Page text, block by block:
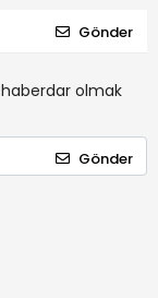
Gönder
olmak
Gönder